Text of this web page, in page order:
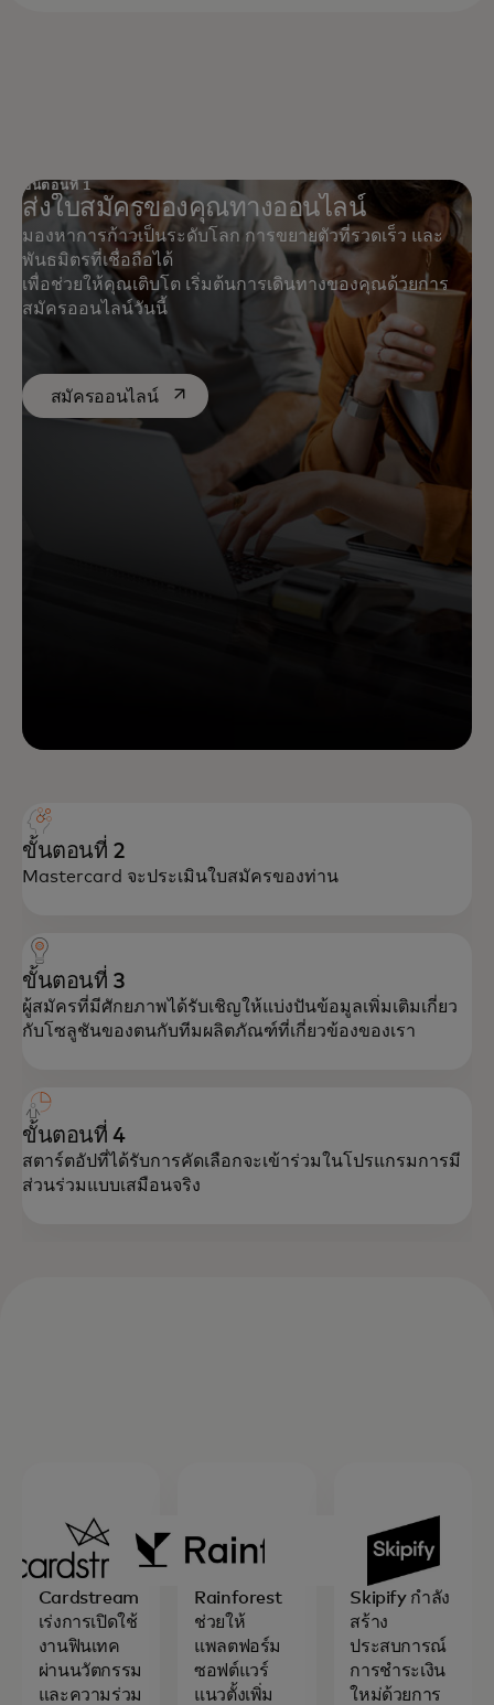
ขั้นตอนที่ 1
ส่งใบสมัครของคุณทางออนไลน์
มองหาการก้าวเป็นระดับโลก การขยายตัวที่รวดเร็ว และ
พันธมิตรที่เชื่อถือได้
เพื่อช่วยให้คุณเติบโต เริ่มต้นการเดินทางของคุณด้วยการ
สมัครออนไลน์วันนี้
สมัครออนไลน์opens in a new tab
ขั้นตอนที่ 2
Mastercard จะประเมินใบสมัครของท่าน
ขั้นตอนที่ 3
ผู้สมัครที่มีศักยภาพได้รับเชิญให้แบ่งปันข้อมูลเพิ่มเติมเกี่ยว
กับโซลูชันของตนกับทีมผลิตภัณฑ์ที่เกี่ยวข้องของเรา
ขั้นตอนที่ 4
สตาร์ตอัปที่ได้รับการคัดเลือกจะเข้าร่วมในโปรแกรมการมี
ส่วนร่วมแบบเสมือนจริง
Cardstream
เร่งการเปิดใช้
งานฟินเทค
ผ่านนวัตกรรม
และความร่วม
Rainforest
ช่วยให้
แพลตฟอร์ม
ซอฟต์แวร์
แนวตั้งเพิ่ม
Skipify กำลัง
สร้าง
ประสบการณ์
การชำระเงิน
ใหม่ด้วยการ